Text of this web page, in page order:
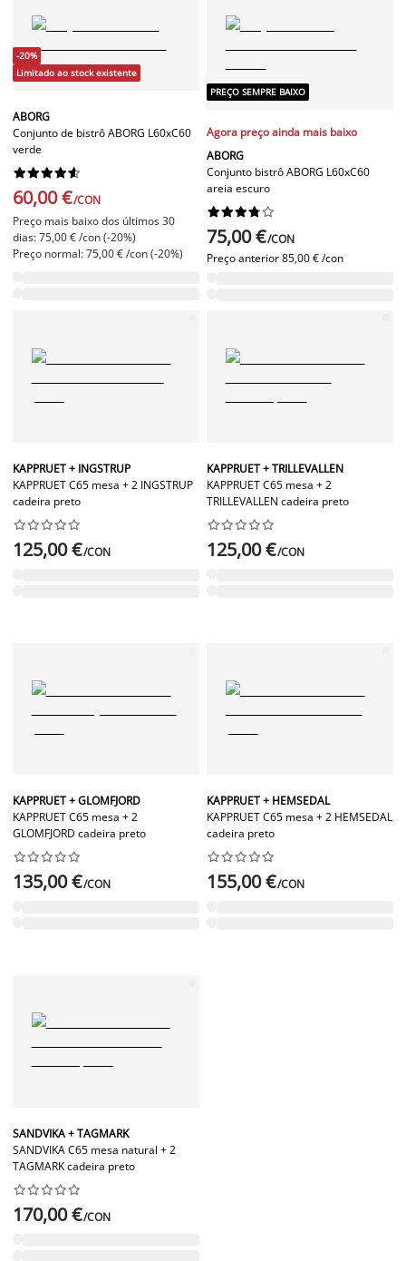
-20%
Limitado ao stock existente
ABORG
Conjunto de bistrô ABORG L60xC60
verde






60,00 €/CON
Preço mais baixo dos últimos 30
dias: 75,00 € /con (-20%)
Preço normal: 75,00 € /con (-20%)
PREÇO SEMPRE BAIXO
Agora preço ainda mais baixo
ABORG
Conjunto bistrô ABORG L60xC60
areia escuro






75,00 €/CON
Preço anterior85,00 € /con
KAPPRUET + INGSTRUP
KAPPRUET C65 mesa + 2 INGSTRUP
cadeira preto






125,00 €/CON
KAPPRUET + TRILLEVALLEN
KAPPRUET C65 mesa + 2
TRILLEVALLEN cadeira preto






125,00 €/CON
KAPPRUET + GLOMFJORD
KAPPRUET C65 mesa + 2
GLOMFJORD cadeira preto






135,00 €/CON
KAPPRUET + HEMSEDAL
KAPPRUET C65 mesa + 2 HEMSEDAL
cadeira preto






155,00 €/CON
SANDVIKA + TAGMARK
SANDVIKA C65 mesa natural + 2
TAGMARK cadeira preto






170,00 €/CON